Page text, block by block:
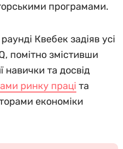
програмами.
Квебек задіяв усі
помітно змістивши
навички та досвід
ринку праці та
економіки